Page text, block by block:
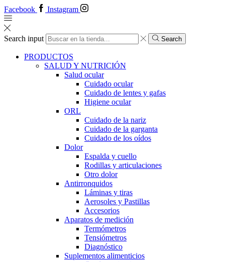
Facebook Instagram
Search input Search
PRODUCTOS
SALUD Y NUTRICIÓN
Salud ocular
Cuidado ocular
Cuidado de lentes y gafas
Higiene ocular
ORL
​​Cuidado de la nariz
​​Cuidado de la garganta
​​Cuidado de los oídos
Dolor
Espalda y cuello
Rodillas y articulaciones
Otro dolor
Antirronquidos
Láminas y tiras
Aerosoles y Pastillas
Accesorios
Aparatos de medición
Termómetros
Tensiómetros
Diagnóstico
Suplementos alimenticios